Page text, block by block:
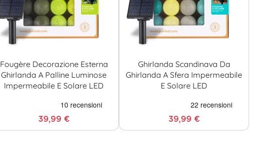
Fougère Decorazione Esterna
Ghirlanda A Palline Luminose
Impermeabile E Solare LED
39,99 €
Ghirlanda Scandinava Da
Ghirlanda A Sfera Impermeabile
E Solare LED
39,99 €